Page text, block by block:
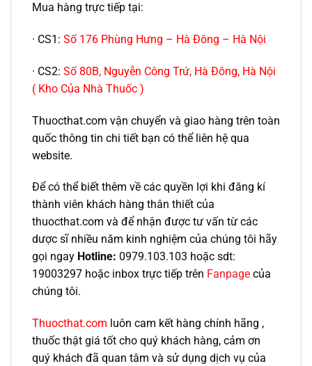
Mua hàng trực tiếp tại:
· CS1: Số 176 Phùng Hưng – Hà Đông – Hà Nội
· CS2: Số 80B, Nguyễn Công Trứ, Hà Đông, Hà Nội
( Kho Của Nhà Thuốc )
Thuocthat.com vận chuyển và giao hàng trên toàn
quốc thông tin chi tiết bạn có thể liên hệ qua
website.
Để có thể biết thêm về các quyền lợi khi đăng kí
thành viên khách hàng thân thiết của
thuocthat.com và để nhận được tư vấn từ các
dược sĩ nhiều năm kinh nghiệm của chúng tôi hãy
gọi ngay Hotline: 0979.103.103 hoặc sdt:
19003297 hoặc inbox trực tiếp trên Fanpage của
chúng tôi.
Thuocthat.com luôn cam kết hàng chính hãng ,
thuốc thật giá tốt cho quý khách hàng, cảm ơn
quý khách đã quan tâm và sử dụng dịch vụ của